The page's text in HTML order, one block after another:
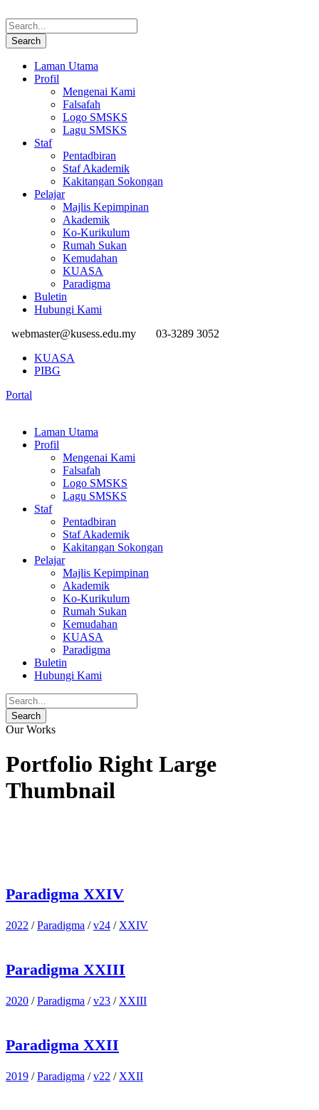
Laman Utama
Profil
Mengenai Kami
Falsafah
Logo SMSKS
Lagu SMSKS
Staf
Pentadbiran
Staf Akademik
Kakitangan Sokongan
Pelajar
Majlis Kepimpinan
Akademik
Ko-Kurikulum
Rumah Sukan
Kemudahan
KUASA
Paradigma
Buletin
Hubungi Kami
webmaster@kusess.edu.my
03-3289 3052
KUASA
PIBG
Portal
Laman Utama
Profil
Mengenai Kami
Falsafah
Logo SMSKS
Lagu SMSKS
Staf
Pentadbiran
Staf Akademik
Kakitangan Sokongan
Pelajar
Majlis Kepimpinan
Akademik
Ko-Kurikulum
Rumah Sukan
Kemudahan
KUASA
Paradigma
Buletin
Hubungi Kami
Our Works
Portfolio Right Large
Thumbnail
Paradigma XXIV
2022 / Paradigma / v24 / XXIV
Paradigma XXIII
2020 / Paradigma / v23 / XXIII
Paradigma XXII
2019 / Paradigma / v22 / XXII